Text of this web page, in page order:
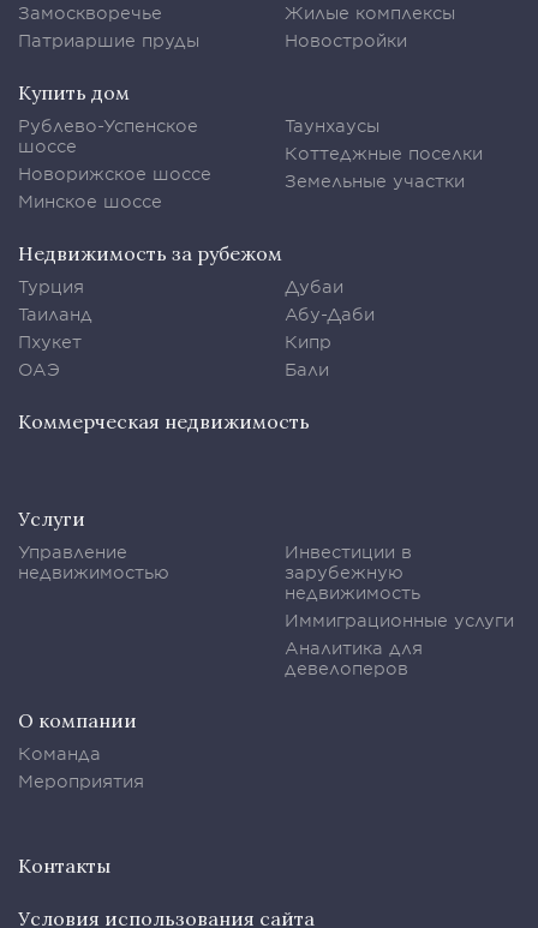
Замоскворечье
Патриаршие пруды
Жилые комплексы
Новостройки
Купить дом
Рублево-Успенское
шоссе
Новорижское шоссе
Минское шоссе
Таунхаусы
Коттеджные поселки
Земельные участки
Недвижимость за рубежом
Турция
Таиланд
Пхукет
ОАЭ
Дубаи
Абу-Даби
Кипр
Бали
Коммерческая недвижимость
Услуги
Управление
недвижимостью
Инвестиции в
зарубежную
недвижимость
Иммиграционные услуги
Аналитика для
девелоперов
О компании
Команда
Мероприятия
Контакты
Условия использования сайта